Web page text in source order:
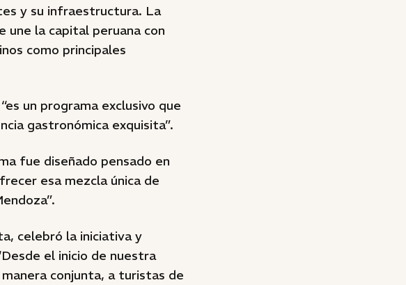
y su infraestructura. La
une la capital peruana con
como principales
un programa exclusivo que
gastronómica exquisita”.
fue diseñado pensado en
esa mezcla única de
celebró la iniciativa y
el inicio de nuestra
conjunta, a turistas de